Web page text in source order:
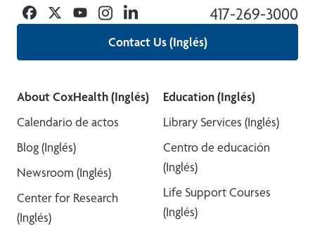
Contact Us (Inglés)
417-269-3000
Facebook
TwitterYouTubeInstagramLinkedin
About CoxHealth (Inglés)
Calendario de actos
Blog (Inglés)
Newsroom (Inglés)
Center for Research
(Inglés)
Education (Inglés)
Library Services (Inglés)
Centro de educación
(Inglés)
Life Support Courses
(Inglés)